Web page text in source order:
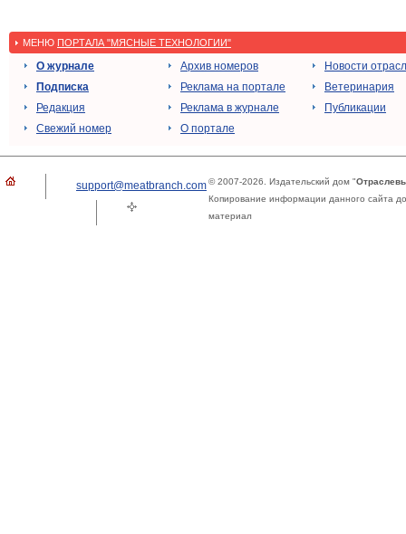
МЕНЮ ПОРТАЛА "МЯСНЫЕ ТЕХНОЛОГИИ"
О журнале
Подписка
Редакция
Свежий номер
Архив номеров
Реклама на портале
Реклама в журнале
О портале
Новости
Ветеринария
Публикации
support@meatbranch.com© 2007-2026. Издательский дом "
Копирование информации данного сайта
материал